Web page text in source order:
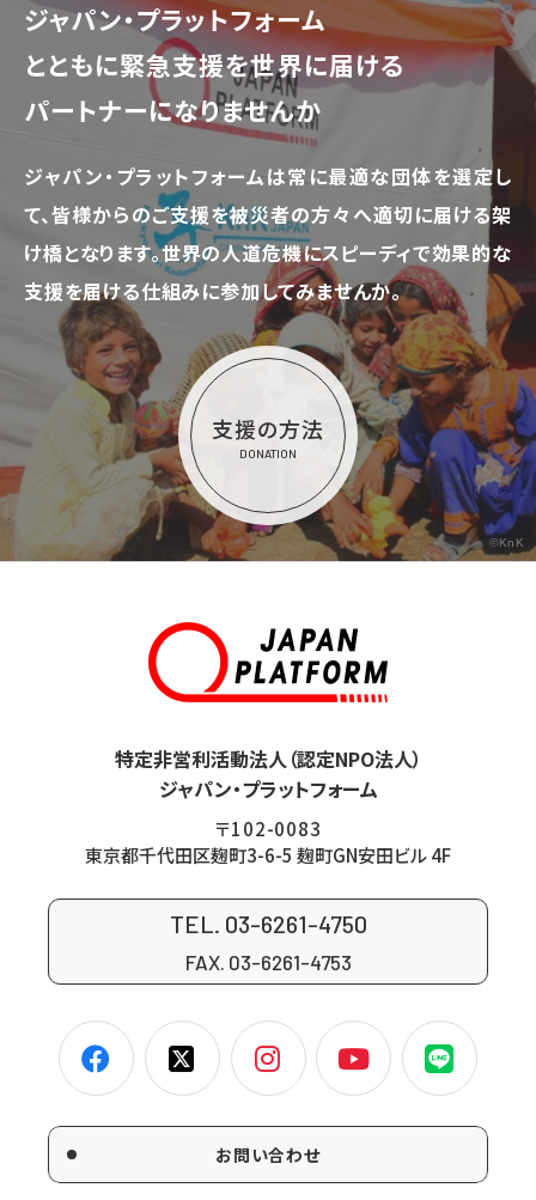
ジャパン・プラットフォーム
とともに緊急支援を世界に届ける
パートナーになりませんか
ジャパン・プラットフォームは常に最適な団体を選定し
て、皆様からのご支援を被災者の方々へ適切に届ける架
け橋となります。世界の人道危機にスピーディで効果的な
支援を届ける仕組みに参加してみませんか。
支援の方法
DONATION
©KnK
特定非営利活動法人（認定NPO法人）
ジャパン・プラットフォーム
〒102-0083
東京都千代田区麹町3-6-5 麹町GN安田ビル 4F
TEL. 03-6261-4750
FAX. 03-6261-4753
お問い合わせ